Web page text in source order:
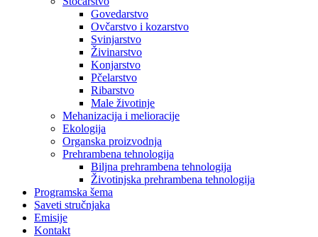
Govedarstvo
Ovčarstvo i kozarstvo
Svinjarstvo
Živinarstvo
Konjarstvo
Pčelarstvo
Ribarstvo
Male životinje
Mehanizacija i melioracije
Ekologija
Organska proizvodnja
Prehrambena tehnologija
Biljna prehrambena tehnologija
Životinjska prehrambena tehnologija
Programska šema
Saveti stručnjaka
Emisije
Kontakt